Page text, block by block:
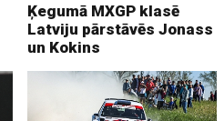
Ķegumā MXGP klasē
Latviju pārstāvēs Jonass
un Kokins